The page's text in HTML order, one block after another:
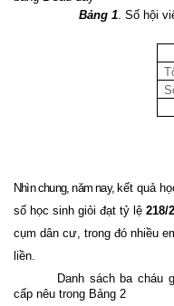
Bảng 1 . Số hội
Nhìn chung, năm nay,kết quả
số học sinh giỏi đạt tỷ lệ 218/
cụm dân cư, trong đó nhiều
liền
Danh sách ba cháu
cấp nêu trong Bảng 2